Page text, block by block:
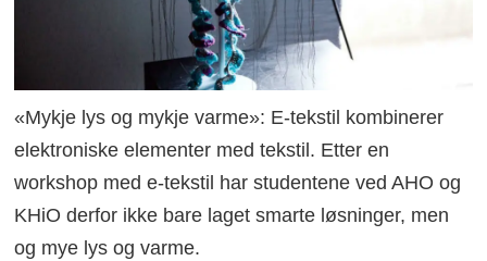
«Mykje lys og mykje varme»: E-tekstil kombinerer
elektroniske elementer med tekstil. Etter en
workshop med e-tekstil har studentene ved AHO og
KHiO derfor ikke bare laget smarte løsninger, men
og mye lys og varme.